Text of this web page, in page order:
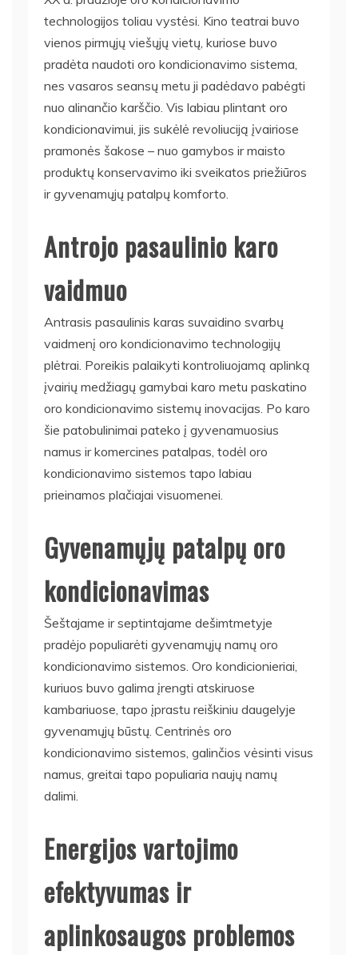
technologijos toliau vystėsi. Kino teatrai buvo
vienos pirmųjų viešųjų vietų, kuriose buvo
pradėta naudoti oro kondicionavimo sistema,
nes vasaros seansų metu ji padėdavo pabėgti
nuo alinančio karščio. Vis labiau plintant oro
kondicionavimui, jis sukėlė revoliuciją įvairiose
pramonės šakose – nuo gamybos ir maisto
produktų konservavimo iki sveikatos priežiūros
ir gyvenamųjų patalpų komforto.
Antrojo pasaulinio karo
vaidmuo
Antrasis pasaulinis karas suvaidino svarbų
vaidmenį oro kondicionavimo technologijų
plėtrai. Poreikis palaikyti kontroliuojamą aplinką
įvairių medžiagų gamybai karo metu paskatino
oro kondicionavimo sistemų inovacijas. Po karo
šie patobulinimai pateko į gyvenamuosius
namus ir komercines patalpas, todėl oro
kondicionavimo sistemos tapo labiau
prieinamos plačiajai visuomenei.
Gyvenamųjų patalpų oro
kondicionavimas
Šeštajame ir septintajame dešimtmetyje
pradėjo populiarėti gyvenamųjų namų oro
kondicionavimo sistemos. Oro kondicionieriai,
kuriuos buvo galima įrengti atskiruose
kambariuose, tapo įprastu reiškiniu daugelyje
gyvenamųjų būstų. Centrinės oro
kondicionavimo sistemos, galinčios vėsinti visus
namus, greitai tapo populiaria naujų namų
dalimi.
Energijos vartojimo
efektyvumas ir
aplinkosaugos problemos